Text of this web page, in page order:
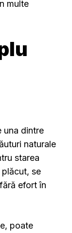
multe
una dintre
naturale
starea
se
efort în
poate